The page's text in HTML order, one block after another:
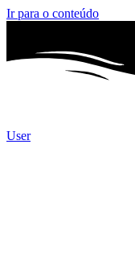
Ir para o conteúdo
User